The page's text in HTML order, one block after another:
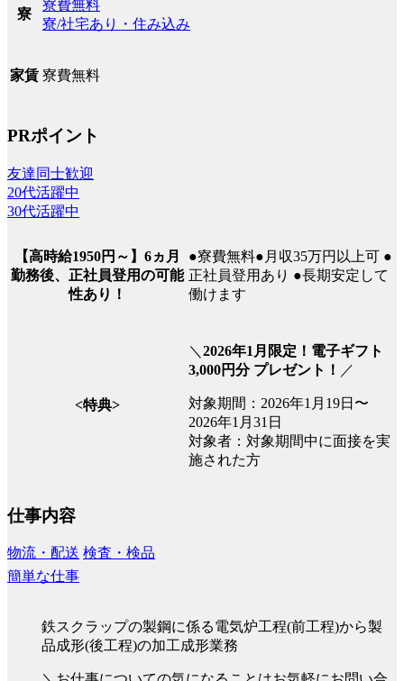
寮
寮費無料
寮/社宅あり・住み込み
家賃 寮費無料
PRポイント
友達同士歓迎
20代活躍中
30代活躍中
【高時給1950円～】6ヵ月
勤務後、正社員登用の可能
性あり！
●寮費無料●月収35万円以上可 ●
正社員登用あり ●長期安定して
働けます
<特典>
＼ 2026年1月限定！電子ギフト
3,000円分 プレゼント！ ／
対象期間：2026年1月19日〜
2026年1月31日
対象者：対象期間中に面接を実
施された方
仕事内容
物流・配送 検査・検品
簡単な仕事
鉄スクラップの製鋼に係る電気炉工程(前工程)から製
品成形(後工程)の加工成形業務